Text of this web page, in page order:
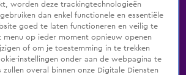
Programma's De Bondgenoten
worden deze trackingtechnologieën
dan enkel functionele en essentiële
goed te laten functioneren en veilig te
menu op ieder moment opnieuw openen
of om je toestemming in te trekken
instellingen onder aan de webpagina te
zullen overal binnen onze Digitale Diensten